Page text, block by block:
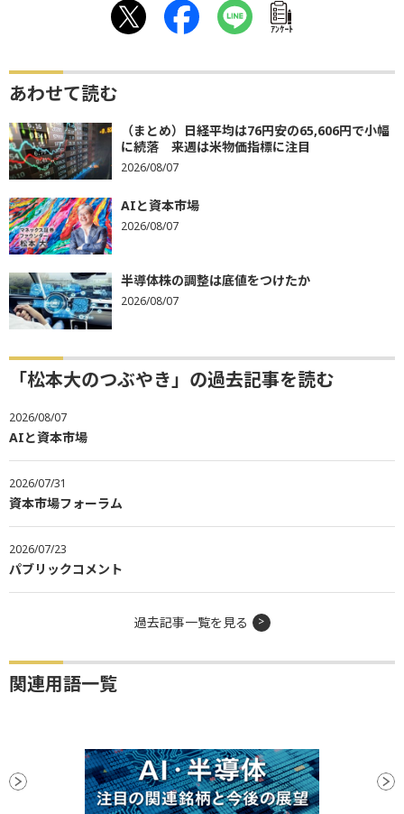
ｱﾝｹｰﾄ
あわせて読む
（まとめ）日経平均は76円安の65,606円で小幅
に続落 来週は米物価指標に注目
2026/08/07
AIと資本市場
2026/08/07
半導体株の調整は底値をつけたか
2026/08/07
「松本大のつぶやき」の過去記事を読む
2026/08/07
AIと資本市場
2026/07/31
資本市場フォーラム
2026/07/23
パブリックコメント
過去記事一覧を見る
関連用語一覧